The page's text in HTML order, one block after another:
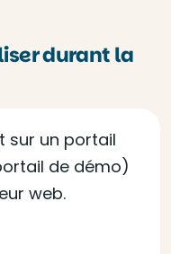
durant la
sur un portail
de démo)
web.